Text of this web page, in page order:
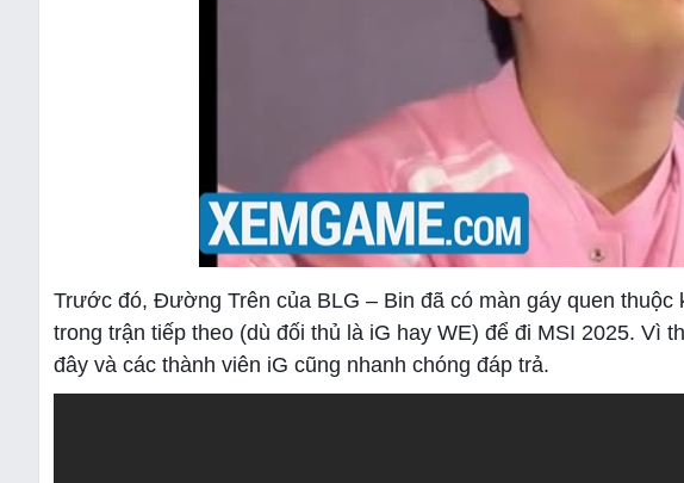
Trước đó, Đường Trên của BLG – Bin đã có màn gáy quen
trong trận tiếp theo (dù đối thủ là iG hay WE) để đi MSI 2025. Vì
đây và các thành viên iG cũng nhanh chóng đáp trả.